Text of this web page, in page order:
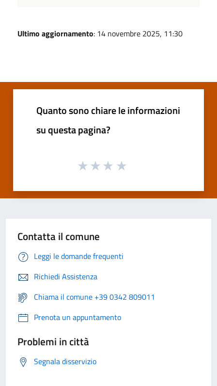
Ultimo aggiornamento: 14 novembre 2025, 11:30
Quanto sono chiare le informazioni
su questa pagina?
Contatta il comune
Leggi le domande frequenti
Richiedi Assistenza
Chiama il comune +39 0342 809011
Prenota un appuntamento
Problemi in città
Segnala disservizio